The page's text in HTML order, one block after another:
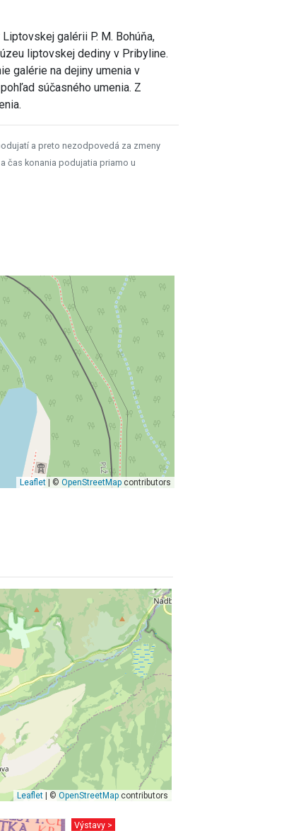
galérii P. M. Bohúňa,
liptovskej dediny v Pribyline.
galérie na dejiny umenia v
súčasného umenia. Z
a preto nezodpovedá za zmeny
čas konania podujatia priamo u
Leaflet| © OpenStreetMapcontributors
Leaflet | ©OpenStreetMap contributors
Výstavy >